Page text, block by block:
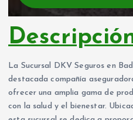
La Sucursal DKV Seguros en
destacada compañía
ofrecer una amplia gama de
con la salud y el bienestar.